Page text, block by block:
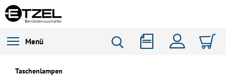
Menü
Taschenlampen